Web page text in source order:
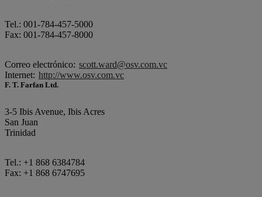
Tel.: 001-784-457-5000
Fax: 001-784-457-8000
Correo electrónico: scott.ward@osv.com.vc
Internet: http://www.osv.com.vc
F. T. Farfan Ltd.
3-5 Ibis Avenue, Ibis Acres
San Juan
Trinidad
Tel.: +1 868 6384784
Fax: +1 868 6747695